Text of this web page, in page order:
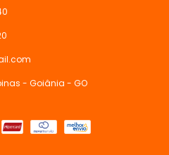
- Goiânia - GO